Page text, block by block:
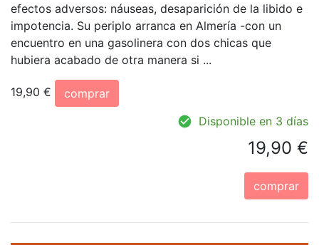
efectos adversos: náuseas, desaparición de la libido e
impotencia. Su periplo arranca en Almería -con un
encuentro en una gasolinera con dos chicas que
hubiera acabado de otra manera si ...
19,90 €
comprar
Disponible en 3 días
19,90 €
comprar